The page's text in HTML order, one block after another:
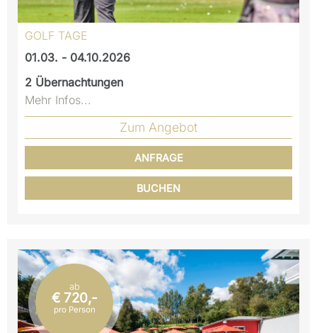
GOLF TAGE
01.03. - 04.10.2026
2 Übernachtungen
Mehr Infos...
Zum Angebot
ANFRAGE
BUCHEN
ab
€ 720,-
pro Person